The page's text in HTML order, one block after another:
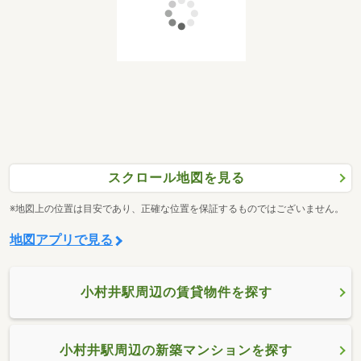
スクロール地図を見る
※地図上の位置は目安であり、正確な位置を保証するものではございません。
地図アプリで見る
小村井駅周辺の賃貸物件を探す
小村井駅周辺の新築マンションを探す